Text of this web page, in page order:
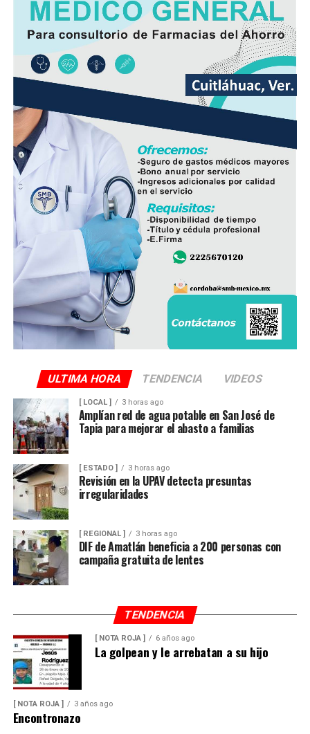
la pavimentación había sido solicitada desde hace varios
años por los habitantes de La Luz Palotal, por lo que
consideró que su ejecución mejorará las condiciones de
movilidad y seguridad para quienes diariamente utilizan
esta vialidad.
A la inauguración asistieron integrantes del Cabildo,
funcionarios municipales, representantes del comité de
obra y habitantes de la comunidad, quienes recorrieron
el tramo rehabilitado.
Con esta obra, el Ayuntamiento dio inicio formal al
programa de infraestructura de la presente
administración, con el objetivo de mejorar las vialidades
y fortalecer los servicios en distintos sectores del
municipio.
ULTIMA HORA TENDENCIA VIDEOS
[ LOCAL ] 3 horas ago
Amplían red de agua potable en San José de
Tapia para mejorar el abasto a familias
[ ESTADO ] 3 horas ago
Revisión en la UPAV detecta presuntas
irregularidades
[ REGIONAL ] 3 horas ago
DIF de Amatlán beneficia a 200 personas con
campaña gratuita de lentes
TENDENCIA
[ NOTA ROJA ] 6 años ago
La golpean y le arrebatan a su hijo
[ NOTA ROJA ] 3 años ago
Encontronazo